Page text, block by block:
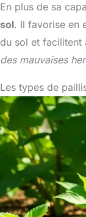
En plus de sa
sol. Il favorise en
du sol et facilitent
des mauvaises
Les types de